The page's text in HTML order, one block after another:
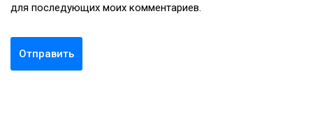
для последующих моих комментариев.